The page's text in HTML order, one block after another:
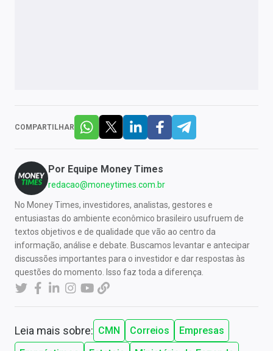
COMPARTILHAR
Por Equipe Money Times
redacao@moneytimes.com.br
No Money Times, investidores, analistas, gestores e
entusiastas do ambiente econômico brasileiro usufruem de
textos objetivos e de qualidade que vão ao centro da
informação, análise e debate. Buscamos levantar e antecipar
discussões importantes para o investidor e dar respostas às
questões do momento. Isso faz toda a diferença.
Leia mais sobre: CMN Correios
Empresas